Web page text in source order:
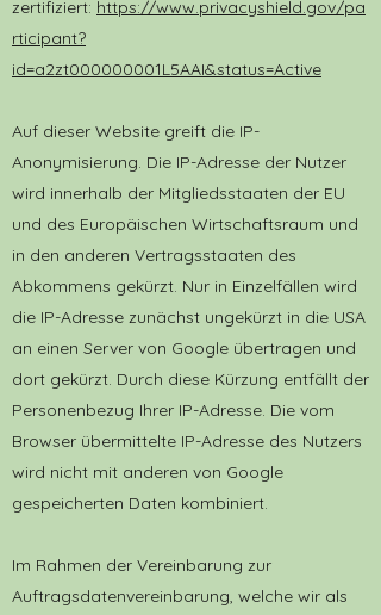
zertifiziert: https://www.privacyshield.gov/pa
rticipant?
id=a2zt000000001L5AAI&status=Active
Auf dieser Website greift die IP-
Anonymisierung. Die IP-Adresse der Nutzer
wird innerhalb der Mitgliedsstaaten der EU
und des Europäischen Wirtschaftsraum und
in den anderen Vertragsstaaten des
Abkommens gekürzt. Nur in Einzelfällen wird
die IP-Adresse zunächst ungekürzt in die USA
an einen Server von Google übertragen und
dort gekürzt. Durch diese Kürzung entfällt der
Personenbezug Ihrer IP-Adresse. Die vom
Browser übermittelte IP-Adresse des Nutzers
wird nicht mit anderen von Google
gespeicherten Daten kombiniert.
Im Rahmen der Vereinbarung zur
Auftragsdatenvereinbarung, welche wir als